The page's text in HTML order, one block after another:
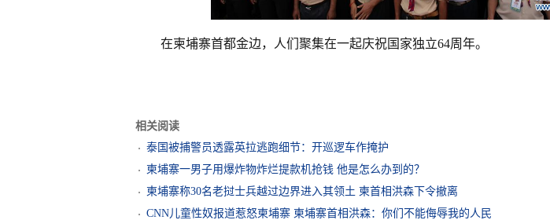
在柬埔寨首都金边，人们聚集在一起庆祝国家独立64周年。
相关阅读
泰国被捕警员透露英拉逃跑细节：开巡逻车作掩护
柬埔寨一男子用爆炸物炸烂提款机抢钱 他是怎么办到的？
柬埔寨称30名老挝士兵越过边界进入其领土 柬首相洪森下令撤离
CNN儿童性奴报道惹怒柬埔寨 柬埔寨首相洪森：你们不能侮辱我的人民